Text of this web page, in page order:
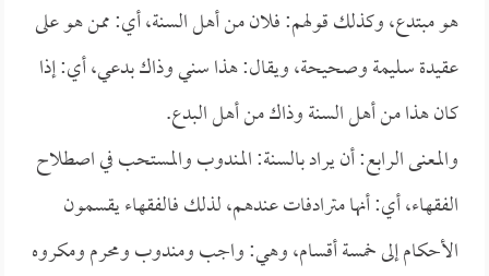
هو مبتدع، وكذلك قولهم: فلان من أهل السنة، أي: ممن هو على
عقيدة سليمة وصحيحة، ويقال: هذا سني وذاك بدعي، أي: إذا
كان هذا من أهل السنة وذاك من أهل البدع.
والمعنى الرابع: أن يراد بالسنة: المندوب والمستحب في اصطلاح
الفقهاء، أي: أنها مترادفات عندهم، لذلك فالفقهاء يقسمون
الأحكام إلى خمسة أقسام، وهي: واجب ومندوب ومحرم ومكروه